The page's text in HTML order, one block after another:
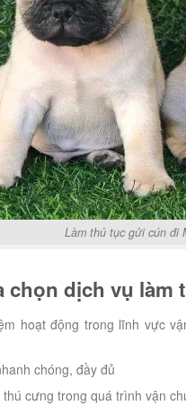
Làm thủ tục gửi cún đi
chọn dịch vụ
hoạt động trong lĩnh vực
chóng, đầy đủ
cưng trong quá trình vận